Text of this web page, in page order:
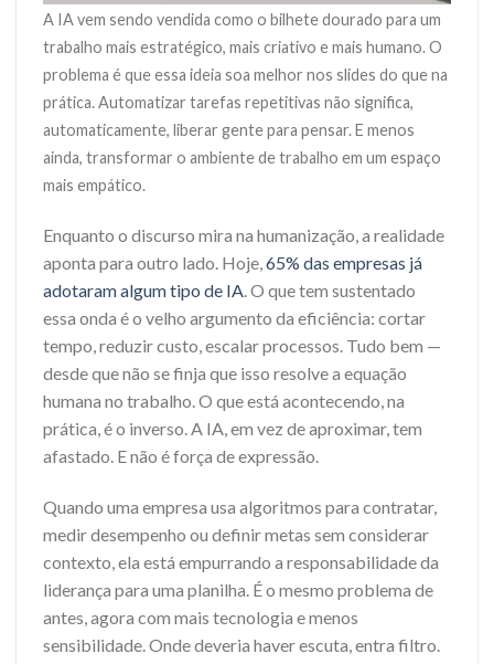
A IA vem sendo vendida como o bilhete dourado para um
trabalho mais estratégico, mais criativo e mais humano. O
problema é que essa ideia soa melhor nos slides do que na
prática. Automatizar tarefas repetitivas não significa,
automaticamente, liberar gente para pensar. E menos
ainda, transformar o ambiente de trabalho em um espaço
mais empático.
Enquanto o discurso mira na humanização, a realidade
aponta para outro lado. Hoje,65% das empresas já
adotaram algum tipo de IA. O que tem sustentado
essa onda é o velho argumento da eficiência: cortar
tempo, reduzir custo, escalar processos. Tudo bem —
desde que não se finja que isso resolve a equação
humana no trabalho. O que está acontecendo, na
prática, é o inverso. A IA, em vez de aproximar, tem
afastado. E não é força de expressão.
Quando uma empresa usa algoritmos para contratar,
medir desempenho ou definir metas sem considerar
contexto, ela está empurrando a responsabilidade da
liderança para uma planilha. É o mesmo problema de
antes, agora com mais tecnologia e menos
sensibilidade. Onde deveria haver escuta, entra filtro.